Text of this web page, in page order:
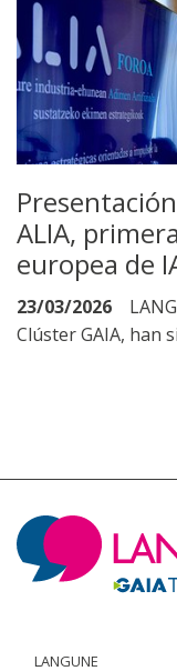
ALIA,
europea de
23/03/2026
Clúster GAIA, han
LANGUNE